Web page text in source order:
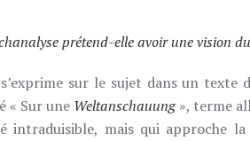
prétend-elle avoir une vision
sur le sujet dans un texte
« Sur une Weltanschauung», terme
intraduisible, mais qui approche